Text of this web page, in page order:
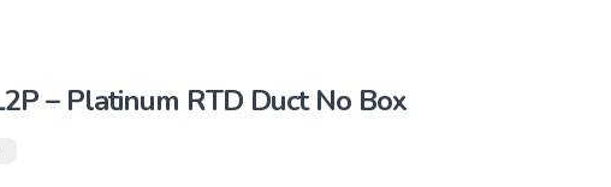
– Platinum RTD Duct No Box